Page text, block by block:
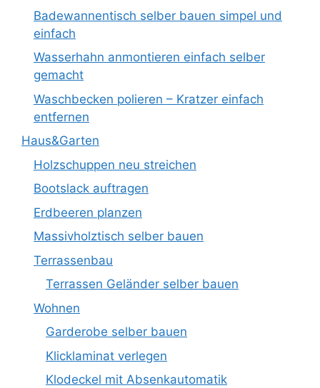
Badewannentisch selber bauen simpel und
einfach
Wasserhahn anmontieren einfach selber
gemacht
Waschbecken polieren – Kratzer einfach
entfernen
Haus&Garten
Holzschuppen neu streichen
Bootslack auftragen
Erdbeeren planzen
Massivholztisch selber bauen
Terrassenbau
Terrassen Geländer selber bauen
Wohnen
Garderobe selber bauen
Klicklaminat verlegen
Klodeckel mit Absenkautomatik